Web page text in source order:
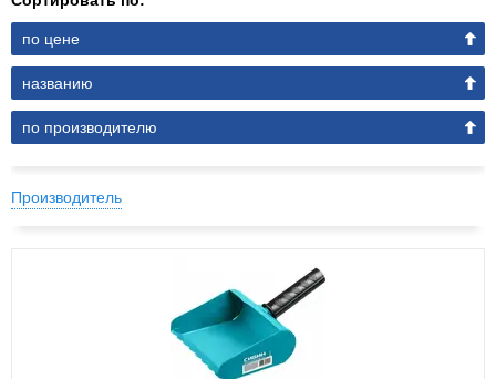
по цене
названию
по производителю
Производитель